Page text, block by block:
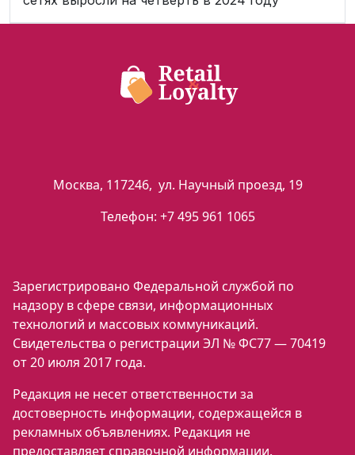
Москва, 117246, ул. Научный проезд, 19
Телефон: +7 495 961 1065
Зарегистрировано Федеральной службой по
надзору в сфере связи, информационных
технологий и массовых коммуникаций.
Свидетельства о регистрации ЭЛ № ФС77 — 70419
от 20 июля 2017 года.
Редакция не несет ответственности за
достоверность информации, содержащейся в
рекламных объявлениях. Редакция не
предоставляет справочной информации.